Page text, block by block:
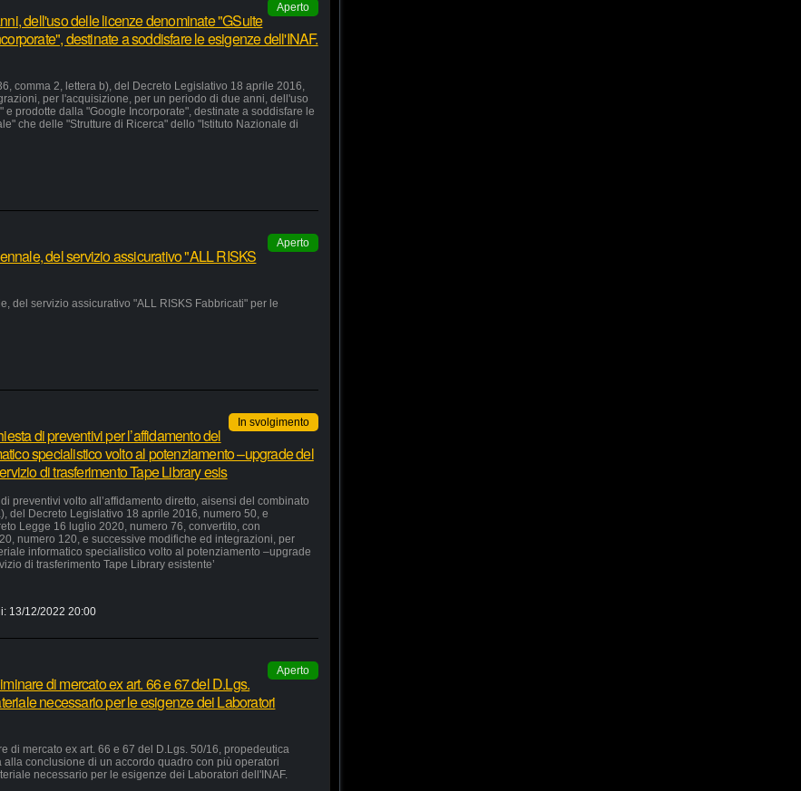
Aperto
dell'uso delle licenze denominate "GSuite
destinate a soddisfare le esigenze dell'INAF.
comma 2, lettera b), del Decreto Legislativo 18 aprile 2016,
per l'acquisizione, per un periodo di due anni, dell'uso
prodotte dalla "Google Incorporate", destinate a soddisfare le
che delle "Strutture di Ricerca" dello "Istituto Nazionale di
Aperto
del servizio assicurativo "ALL RISKS
del servizio assicurativo "ALL RISKS Fabbricati" per le
In svolgimento
di preventivi per l’affidamento del
specialistico volto al potenziamento –upgrade del
di trasferimento Tape Library esis
preventivi volto all’affidamento diretto, aisensi del combinato
del Decreto Legislativo 18 aprile 2016, numero 50, e
Legge 16 luglio 2020, numero 76, convertito, con
numero 120, e successive modifiche ed integrazioni, per
informatico specialistico volto al potenziamento –upgrade
di trasferimento Tape Library esistente’
13/12/2022 20:00
Aperto
di mercato ex art. 66 e 67 del D.Lgs.
necessario per le esigenze dei Laboratori
di mercato ex art. 66 e 67 del D.Lgs. 50/16, propedeutica
conclusione di un accordo quadro con più operatori
necessario per le esigenze dei Laboratori dell'INAF.